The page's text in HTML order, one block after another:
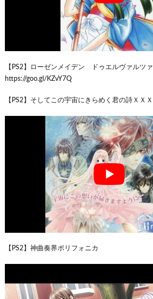
【PS2】ローゼンメイデン ドゥエルヴァルツァ
https://goo.gl/KZvY7Q
【PS2】そしてこの宇宙にきらめく君の詩ＸＸＸ
【PS2】神曲奏界ポリフォニカ